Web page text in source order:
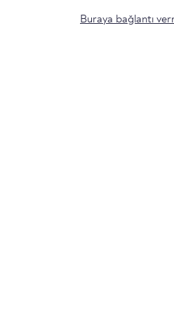
Buraya bağlantı